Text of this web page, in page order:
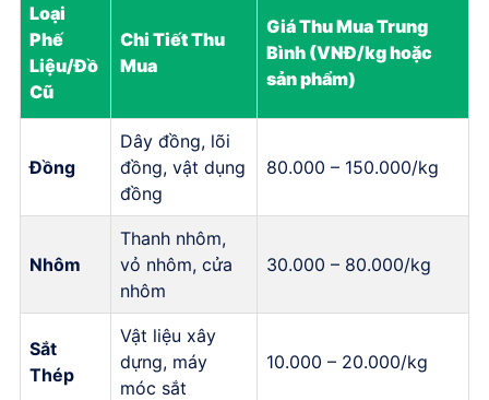
Loại
Phế
Liệu/Đồ
Cũ
Chi Tiết Thu
Mua
Giá Thu Mua Trung
Bình (VNĐ/kg hoặc
sản phẩm)
Đồng
Dây đồng, lõi
đồng, vật dụng
đồng
80.000 – 150.000/kg
Nhôm
Thanh nhôm,
vỏ nhôm, cửa
nhôm
30.000 – 80.000/kg
Sắt
Thép
Vật liệu xây
dựng, máy
móc sắt
10.000 – 20.000/kg